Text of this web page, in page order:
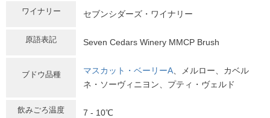
ワイナリー セブンシダーズ・ワイナリー
原語表記 Seven Cedars Winery MMCP Brush
ブドウ品種 マスカット・ベーリーA 、メルロー、カベル
ネ・ソーヴィニヨン、プティ・ヴェルド
飲みごろ温度 7 - 10℃